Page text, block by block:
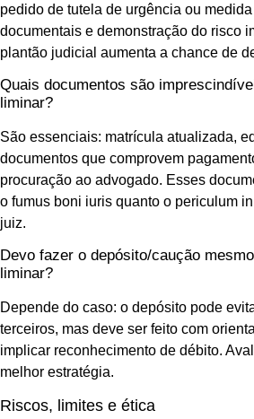
pedido de tutela de urgência ou
documentais e demonstração do risco
plantão judicial aumenta a chance de
Quais documentos são
liminar?
São essenciais: matrícula atualizada,
documentos que comprovem
procuração ao advogado. Esses
o fumus boni iuris quanto o periculum
juiz.
Devo fazer o depósito/caução
liminar?
Depende do caso: o depósito pode
terceiros, mas deve ser feito com
implicar reconhecimento de débito.
melhor estratégia.
Riscos, limites e ética